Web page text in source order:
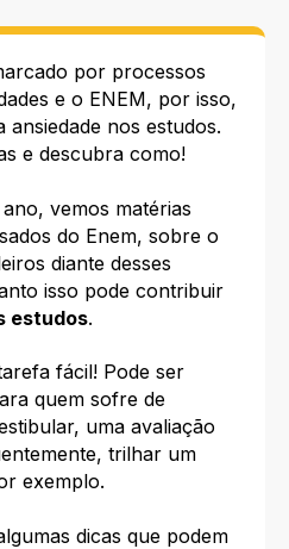
por processos
e o ENEM, por isso,
ansiedade nos estudos.
e descubra como!
vemos matérias
do Enem, sobre o
diante desses
isso pode contribuir
estudos.
fácil! Pode ser
quem sofre de
uma avaliação
trilhar um
exemplo.
dicas que podem